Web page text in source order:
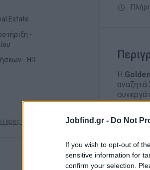
Jobfind.gr - Do Not
If you wish to opt-out of
sensitive information for
confirm your selection.
Estate
-
- HR -
κατηγορίες +
Η
αναζητά